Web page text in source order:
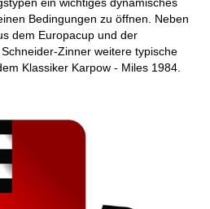
Bedingungen zu öffnen. Neben
dem Europacup und der
Zinner weitere typische
Klassiker Karpow - Miles 1984.